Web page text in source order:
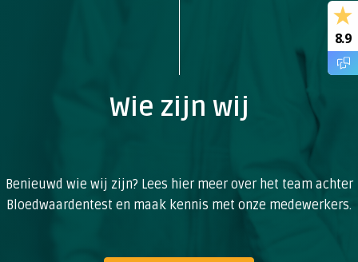
Wie zijn wij
Benieuwd wie wij zijn? Lees hier meer over het team achter
Bloedwaardentest en maak kennis met onze medewerkers.
8.9